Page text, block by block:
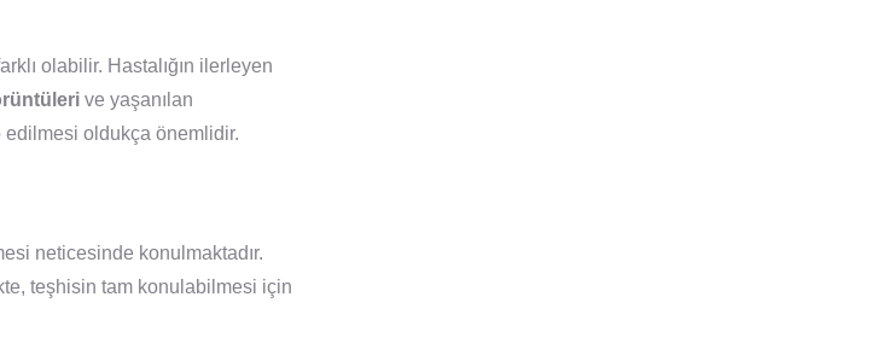
olabilir. Hastalığın ilerleyen
ve yaşanılan
edilmesi oldukça önemlidir.
neticesinde konulmaktadır.
teşhisin tam konulabilmesi için